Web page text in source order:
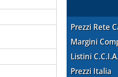
Prezzi Rete
Margini
Listini
Prezzi Italia